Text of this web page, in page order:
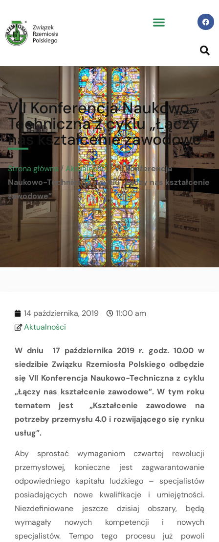
VII Konferencja Naukowo-
Techniczna z cyklu „Łączy
nas kształcenie zawodowe”
Strona główna /Aktualności /VII Konferencja
Naukowo-Techniczna z cyklu „Łączy nas kształcenie
zawodowe”
14 października, 2019
11:00 am
Aktualności
W dniu 17 października 2019 r. godz. 10.00 w
siedzibie Związku Rzemiosła Polskiego odbędzie
się VII Konferencja Naukowo-Techniczna z cyklu
„Łączy nas kształcenie zawodowe”. W tym roku
tematem jest „Kształcenie zawodowe na
potrzeby przemysłu 4.0 i rozwijającego się rynku
usług”.
Aby sprostać wymaganiom czwartej rewolucji
przemysłowej, konieczne jest zagwarantowanie
odpowiedniego kapitału ludzkiego – specjalistów
posiadających nowe kwalifikacje i umiejętności.
Niezdefiniowane jeszcze dzisiaj obszary, będą
wymagały nowych kompetencji i nowych
specjalistów. Tempo tego procesu już powoli